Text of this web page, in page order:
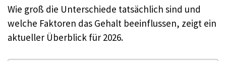
Wie groß die Unterschiede tatsächlich sind und
welche Faktoren das Gehalt beeinflussen, zeigt ein
aktueller Überblick für 2026.